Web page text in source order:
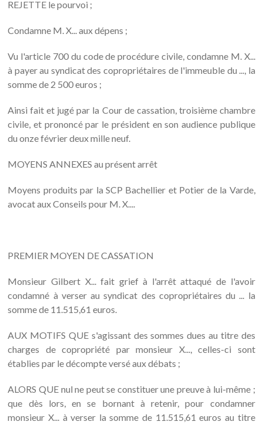
REJETTE le pourvoi ;
Condamne M. X... aux dépens ;
Vu l'article 700 du code de procédure civile, condamne M. X...
à payer au syndicat des copropriétaires de l'immeuble du ..., la
somme de 2 500 euros ;
Ainsi fait et jugé par la Cour de cassation, troisième chambre
civile, et prononcé par le président en son audience publique
du onze février deux mille neuf.
MOYENS ANNEXES au présent arrêt
Moyens produits par la SCP Bachellier et Potier de la Varde,
avocat aux Conseils pour M. X....
PREMIER MOYEN DE CASSATION
Monsieur Gilbert X... fait grief à l'arrêt attaqué de l'avoir
condamné à verser au syndicat des copropriétaires du ... la
somme de 11.515,61 euros.
AUX MOTIFS QUE s'agissant des sommes dues au titre des
charges de copropriété par monsieur X..., celles-ci sont
établies par le décompte versé aux débats ;
ALORS QUE nul ne peut se constituer une preuve à lui-même ;
que dès lors, en se bornant à retenir, pour condamner
monsieur X... à verser la somme de 11.515,61 euros au titre